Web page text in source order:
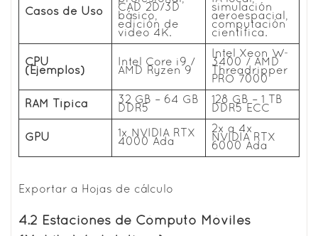
Casos de Uso
CAD 2D/3D
básico,
edición de
video 4K.
simulación
aeroespacial,
computación
científica.
CPU
(Ejemplos)
Intel Core i9 /
AMD Ryzen 9
Intel Xeon W-
3400 / AMD
Threadripper
PRO 7000
RAM Típica
32 GB – 64 GB
DDR5
128 GB – 1 TB
DDR5 ECC
GPU
1x NVIDIA RTX
4000 Ada
2x a 4x
NVIDIA RTX
6000 Ada
Exportar a Hojas de cálculo
4.2 Estaciones de Cómputo Móviles